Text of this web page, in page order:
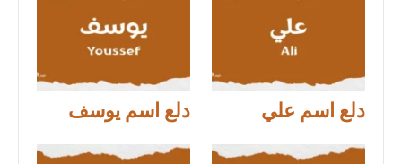
دلع اسم علي دلع اسم يوسف